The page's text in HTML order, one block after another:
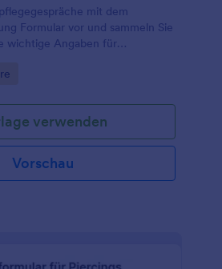
mit dem
Formular vor und sammeln Sie
wichtige Angaben für
Behandlungen gezielter geplant
verwenden
Vorschau